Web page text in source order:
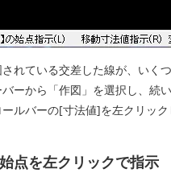
れている交差した線が、いくつ
バーから「作図」を選択し、続
ルバーの[寸法値]を左クリック
点を左クリックで指示